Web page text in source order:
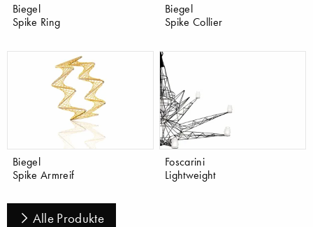
Biegel
Spike Ring
Biegel
Spike Collier
Biegel
Spike Armreif
Foscarini
Lightweight
Alle Produkte